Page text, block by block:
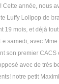
Cette année, nous
Luffy Lolipop de
19 mois, et déjà tout
samedi, avec
son premier CACS
avec de très
notre petit